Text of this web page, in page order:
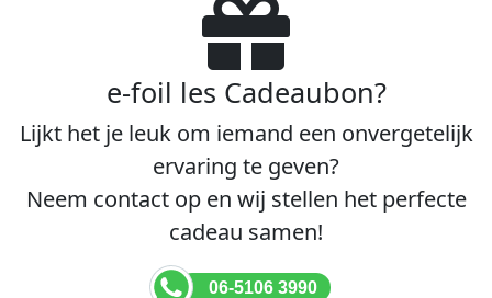
e-foil les Cadeaubon?
Lijkt het je leuk om iemand een onvergetelijk
ervaring te geven?
Neem contact op en wij stellen het perfecte
cadeau samen!
06-5106 3990